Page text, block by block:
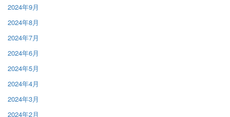
2024年9月
2024年8月
2024年7月
2024年6月
2024年5月
2024年4月
2024年3月
2024年2月